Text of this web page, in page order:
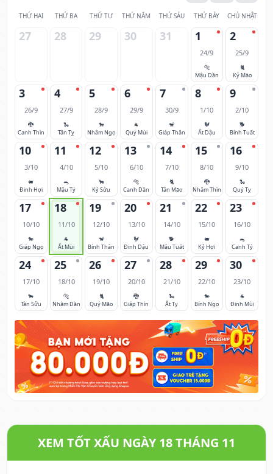
THỨ HAI THỨ BA THỨ TƯ THỨ NĂM THỨ SÁU THỨ BẢY CHỦ NHẬT
27 28 29 30 31 1
24/9
🐅
Mậu Dần
2
25/9
🐈
Kỷ Mão
3
26/9
🐉
Canh Thìn
4
27/9
🐍
Tân Tỵ
5
28/9
🐎
Nhâm Ngọ
6
29/9
🐐
Quý Mùi
7
30/9
🐒
Giáp Thân
8
1/10
🐓
Ất Dậu
9
2/10
🐕
Bính Tuất
10
3/10
🐖
Đinh Hợi
11
4/10
🐀
Mậu Tý
12
5/10
🐂
Kỷ Sửu
13
6/10
🐅
Canh Dần
14
7/10
🐈
Tân Mão
15
8/10
🐉
Nhâm Thìn
16
9/10
🐍
Quý Tỵ
17
10/10
🐎
Giáp Ngọ
18
11/10
🐐
Ất Mùi
19
12/10
🐒
Bính Thân
20
13/10
🐓
Đinh Dậu
21
14/10
🐕
Mậu Tuất
22
15/10
🐖
Kỷ Hợi
23
16/10
🐀
Canh Tý
24
17/10
🐂
Tân Sửu
25
18/10
🐅
Nhâm Dần
26
19/10
🐈
Quý Mão
27
20/10
🐉
Giáp Thìn
28
21/10
🐍
Ất Tỵ
29
22/10
🐎
Bính Ngọ
30
23/10
🐐
Đinh Mùi
XEM TỐT XẤU NGÀY 18 THÁNG 11